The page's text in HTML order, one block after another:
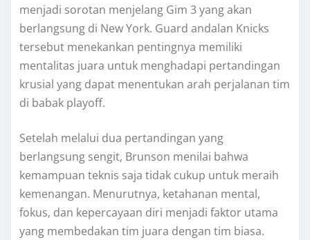
menjadi sorotan menjelang Gim 3 yang akan
berlangsung di New York. Guard andalan Knicks
tersebut menekankan pentingnya memiliki
mentalitas juara untuk menghadapi pertandingan
krusial yang dapat menentukan arah perjalanan tim
di babak playoff.
Setelah melalui dua pertandingan yang
berlangsung sengit, Brunson menilai bahwa
kemampuan teknis saja tidak cukup untuk meraih
kemenangan. Menurutnya, ketahanan mental,
fokus, dan kepercayaan diri menjadi faktor utama
yang membedakan tim juara dengan tim biasa.